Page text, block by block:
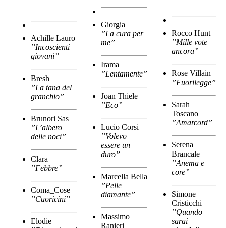
Achille Lauro
”Incoscienti
giovani”
Bresh
”La tana del
granchio”
Brunori Sas
”L’albero
delle noci”
Clara
”Febbre”
Coma_Cose
”Cuoricini”
Elodie
Giorgia
”La cura per
me”
Irama
”Lentamente”
Joan Thiele
”Eco”
Lucio Corsi
”Volevo
essere un
duro”
Marcella Bella
”Pelle
diamante”
Massimo
Ranieri
Rocco Hunt
”Mille vote
ancora”
Rose Villain
”Fuorilegge”
Sarah
Toscano
”Amarcord”
Serena
Brancale
”Anema e
core”
Simone
Cristicchi
”Quando
sarai